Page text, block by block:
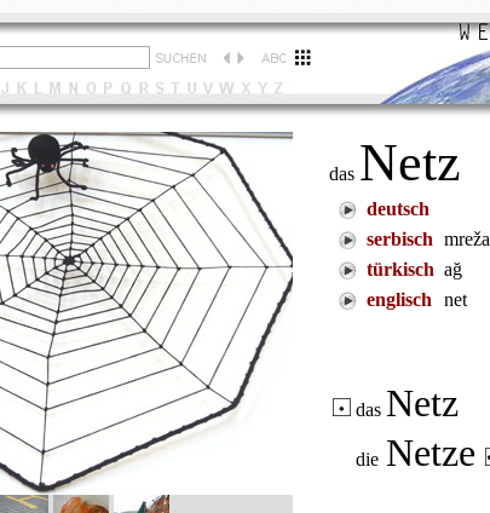
das Netz
deutsch
serbisch mreža
türkisch ağ
englisch
net
das Netz
die Netze